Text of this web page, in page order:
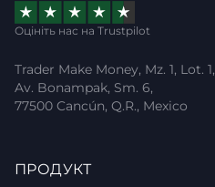
Оцініть нас на Trustpilot
Trader Make Money, Mz. 1, Lot. 1,
Av. Bonampak, Sm. 6,
77500 Cancún, Q.R., Mexico
ПРОДУКТ